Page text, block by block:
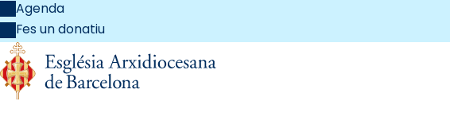
Agenda
Fes un donatiu